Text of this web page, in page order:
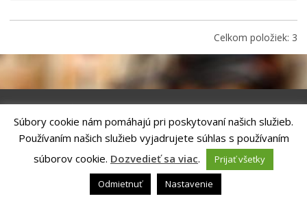
Rozvoj mesta
Ocenenie mesta
Voľby do orgánov samosprávy obcí a samosprávnych
krajov 2026
Celkom položiek: 3
Riešenie ANTIK SMART CITY
| Technický prevádzkovateľ – MVI
Technology, s.r.o.
Správca webového sídla: Mesto Kežmarok, Hlavné námestie, 060 01
Kežmarok, tel.: +421524660111
podatelna@kezmarok.sk,|Vyhlásenie o prístupnosti
Ochrana osobných údajov
Súbory cookie nám pomáhajú pri poskytovaní našich služieb.
Používaním našich služieb vyjadrujete súhlas s používaním
súborov cookie. Dozvedieť sa viac.
Prijať všetky
Odmietnuť
Nastavenie